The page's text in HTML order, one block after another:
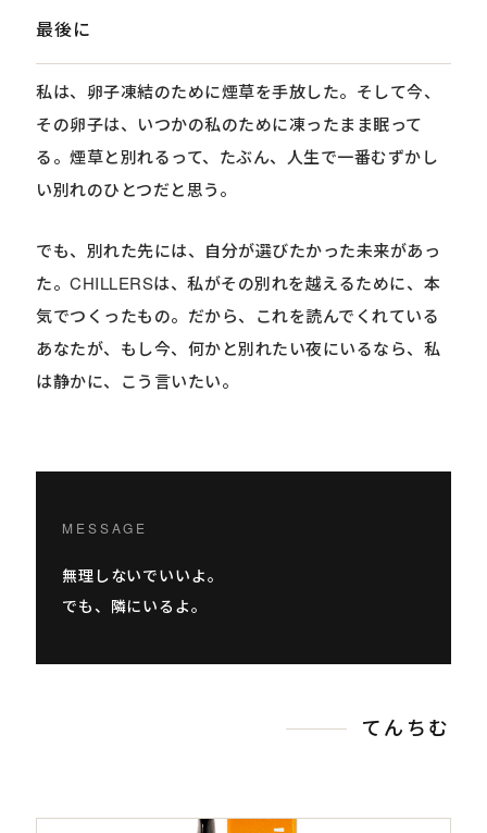
最後に
私は、卵子凍結のために煙草を手放した。そして今、
その卵子は、いつかの私のために凍ったまま眠って
る。煙草と別れるって、たぶん、人生で一番むずかし
い別れのひとつだと思う。
でも、別れた先には、自分が選びたかった未来があっ
た。CHILLERSは、私がその別れを越えるために、本
気でつくったもの。だから、これを読んでくれている
あなたが、もし今、何かと別れたい夜にいるなら、私
は静かに、こう言いたい。
MESSAGE
無理しないでいいよ。
でも、隣にいるよ。
てんちむ